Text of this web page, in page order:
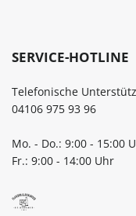
SERVICE-HOTLINE
Telefonische
04106 975 93 96
Mo. - Do.: 9:00 - 15:00
Fr.: 9:00 - 14:00 Uhr